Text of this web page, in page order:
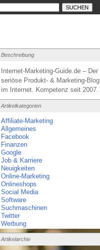
Beschreibung
Internet-Marketing-Guide.de – Der
seriöse Produkt- & Marketing-Blog
im Internet. Kompetenz seit 2007.
Artikelkategorien
Affiliate-Marketing
Allgemeines
Facebook
Finanzen
Google
Job & Karriere
Neuigkeiten
Online-Marketing
Onlineshops
Social Media
Software
Suchmaschinen
Twitter
Werbung
Artikelarchiv